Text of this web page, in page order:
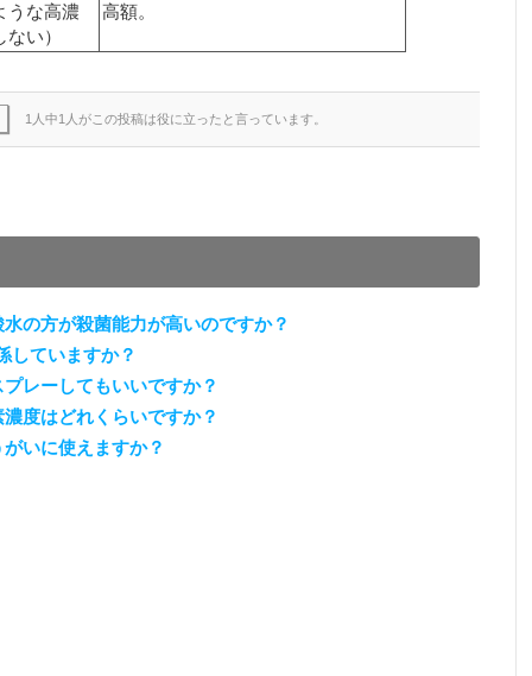
うな高濃
い）
高額。
1人中1人がこの投稿は役に立ったと言っています。
の方が殺菌能力が高いのですか？
していますか？
レーしてもいいですか？
度はどれくらいですか？
いに使えますか？